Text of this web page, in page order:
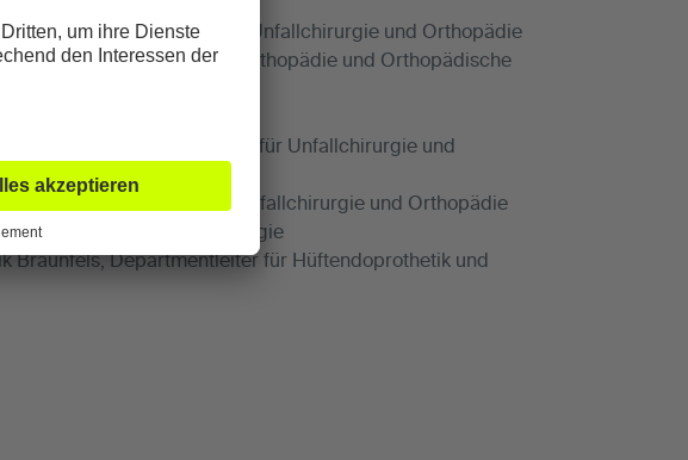
Wetzlar), Abteilung für Unfallchirurgie und Orthopädie
Gießen, Abteilung für Orthopädie und Orthopädische
Wetzlar), Abteilung für Unfallchirurgie und
Dillenburg), Abteilung für Unfallchirurgie und Orthopädie
im Bereich Gelenkchirurgie
Braunfels, Departmentleiter für Hüftendoprothetik und